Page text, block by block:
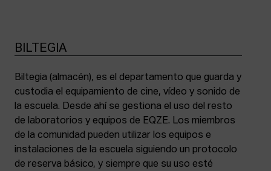
BILTEGIA
Biltegia (almacén), es el departamento que guarda y
custodia el equipamiento de cine, vídeo y sonido de
la escuela. Desde ahí se gestiona el uso del resto
de laboratorios y equipos de EQZE. Los miembros
de la comunidad pueden utilizar los equipos e
instalaciones de la escuela siguiendo un protocolo
de reserva básico, y siempre que su uso esté